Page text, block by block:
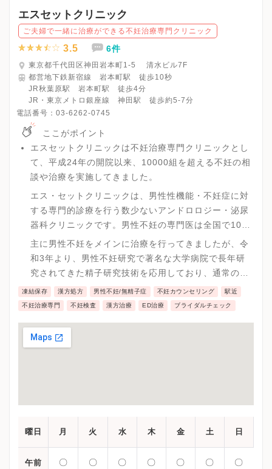
エスセットクリニック
ご夫婦で一緒に治療ができる不妊治療専門クリニック
3.5 6件
東京都千代田区神田岩本町1-5 清水ビル7F
都営地下鉄新宿線 岩本町駅 徒歩10秒
JR秋葉原駅 岩本町駅 徒歩4分
JR・東京メトロ銀座線 神田駅 徒歩約5-7分
電話番号： 03-6262-0745
ここがポイント
エスセットクリニックは不妊治療専門クリニックとし
て、平成24年の開院以来、10000組を超える不妊の相
談や治療を実施してきました。
エス・セットクリニックは、男性性機能・不妊症に対
する専門的診療を行う数少ないアンドロロジー・泌尿
器科クリニックです。男性不妊の専門医は全国で100
名に満たないと言われていますが、エス・セットクリ
ニックには経験豊富な男性不妊の専門医が6名在籍し
ています。
主に男性不妊をメインに治療を行ってきましたが、令
和3年より、男性不妊研究で著名な大学病院で長年研
究されてきた精子研究技術を応用しており、通常の不
妊外来では行うことの出来ない精子精密検査および高
精度な精子の選別技術を用いDNA損傷の少ない良好精
います。
凍結保存 漢方処方 男性不妊/無精子症 不妊カウンセリング 駅近
不妊治療専門 不妊検査 漢方治療 ED治療 ブライダルチェック
曜日 月 火 水 木 金 土 日
午前 〇 〇 〇 〇 〇 〇 〇